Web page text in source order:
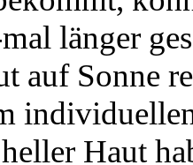
länger
auf Sonne
Haut